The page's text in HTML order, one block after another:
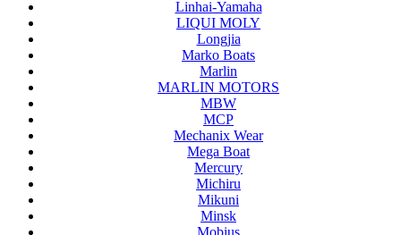
Linhai-Yamaha
LIQUI MOLY
Longjia
Marko Boats
Marlin
MARLIN MOTORS
MBW
MCP
Mechanix Wear
Mega Boat
Mercury
Michiru
Mikuni
Minsk